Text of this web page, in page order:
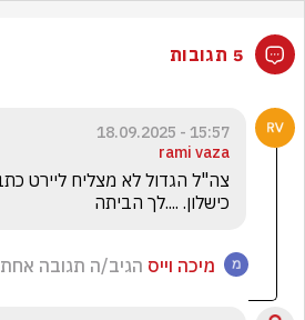
5 תגובות
15:57 - 18.09.2025
rami vaza
כישלון. ....לך הביתה
מיכה וייס הגיב/ה תגובה אחת